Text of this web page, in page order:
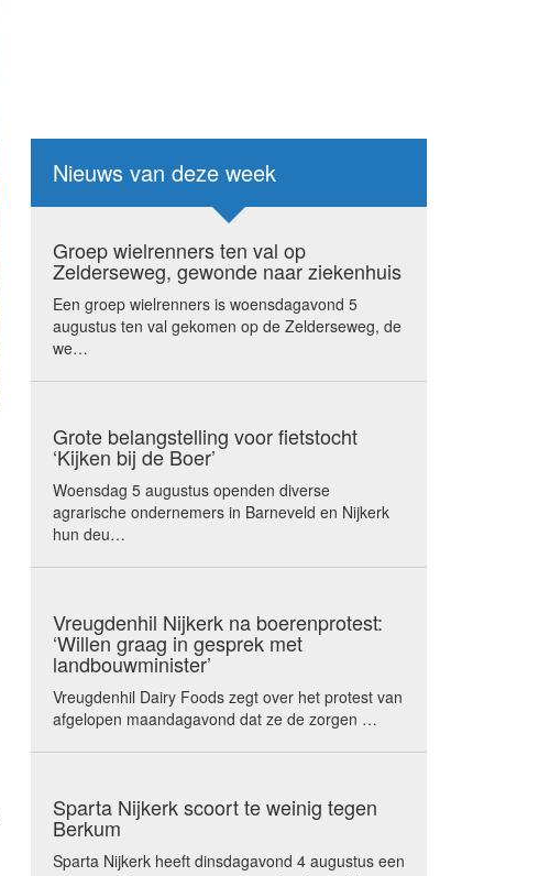
Nieuws van deze week
Groep wielrenners ten val op
Zelderseweg, gewonde naar ziekenhuis
Een groep wielrenners is woensdagavond 5
augustus ten val gekomen op de Zelderseweg, de
we…
Grote belangstelling voor fietstocht
‘Kijken bij de Boer’
Woensdag 5 augustus openden diverse
agrarische ondernemers in Barneveld en Nijkerk
hun deu…
Vreugdenhil Nijkerk na boerenprotest:
‘Willen graag in gesprek met
landbouwminister’
Vreugdenhil Dairy Foods zegt over het protest van
afgelopen maandagavond dat ze de zorgen …
Sparta Nijkerk scoort te weinig tegen
Berkum
Sparta Nijkerk heeft dinsdagavond 4 augustus een